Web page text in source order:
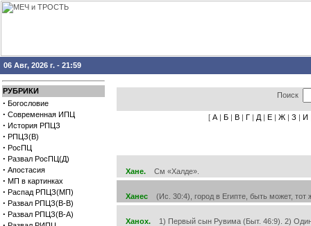
06 Авг, 2026 г. - 21:59
РУБРИКИ
· Богословие
· Современная ИПЦ
· История РПЦЗ
· РПЦЗ(В)
· РосПЦ
· Развал РосПЦ(Д)
· Апостасия
· МП в картинках
· Распад РПЦЗ(МП)
· Развал РПЦЗ(В-В)
· Развал РПЦЗ(В-А)
Поиск
[ А | Б | В | Г | Д | Е | Ж | З | И
Хане. См «Халде».
Ханес (Ис. 30:4), город в Египте, быть может, тот
Ханох. 1) Первый сын Рувима (Быт. 46:9). 2)